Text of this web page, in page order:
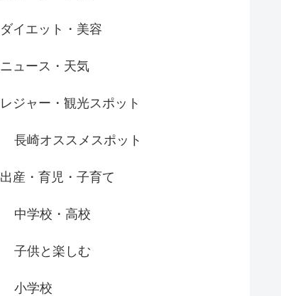
ダイエット・美容
ニュース・天気
レジャー・観光スポット
長崎オススメスポット
出産・育児・子育て
中学校・高校
子供と楽しむ
小学校